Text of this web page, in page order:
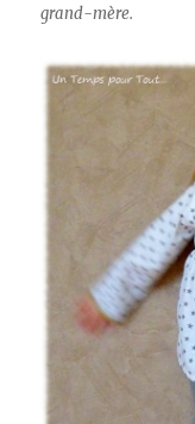
grand-mère.